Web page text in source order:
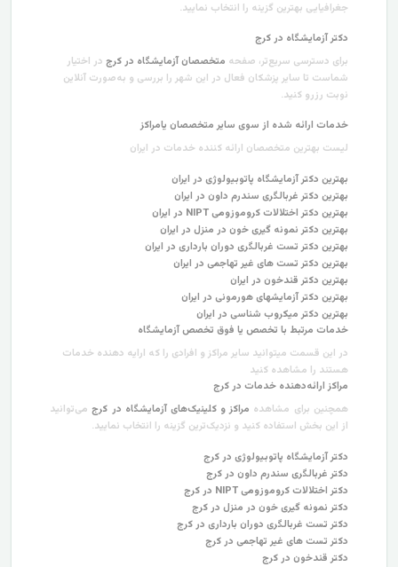
جغرافیایی بهترین گزینه را انتخاب نمایید.
دکتر آزمایشگاه در کرج
برای دسترسی سریع‌تر، صفحه متخصصان آزمایشگاه در کرج در اختیار
شماست تا سایر پزشکان فعال در این شهر را بررسی و به‌صورت آنلاین
نوبت رزرو کنید.
خدمات ارائه شده از سوی سایر متخصصان یامراکز
لیست بهترین متخصصان ارائه کننده خدمات در ایران
بهترین دکتر آزمایشگاه پاتوبیولوژی در ایران
بهترین دکتر غربالگری سندرم داون در ایران
بهترین دکتر اختلالات کروموزومی NIPT در ایران
بهترین دکتر نمونه گیری خون در منزل در ایران
بهترین دکتر تست‌ غربالگری دوران بارداری در ایران
بهترین دکتر تست های غیر تهاجمی در ایران
بهترین دکتر قندخون در ایران
بهترین دکتر آزمایشهای هورمونی در ایران
بهترین دکتر میکروب شناسی در ایران
خدمات مرتبط با تخصص یا فوق تخصص آزمایشگاه
در این قسمت میتوانید سایر مراکز و افرادی را که ارایه دهنده خدمات
هستند را مشاهده کنید
مراکز ارائه‌دهنده خدمات در کرج
همچنین برای مشاهده مراکز و کلینیک‌های آزمایشگاه در کرجمی‌توانید
از این بخش استفاده کنید و نزدیک‌ترین گزینه را انتخاب نمایید.
دکتر آزمایشگاه پاتوبیولوژی در کرج
دکتر غربالگری سندرم داون در کرج
دکتر اختلالات کروموزومی NIPT در کرج
دکتر نمونه گیری خون در منزل در کرج
دکتر تست‌ غربالگری دوران بارداری در کرج
دکتر تست های غیر تهاجمی در کرج
دکتر قندخون در کرج